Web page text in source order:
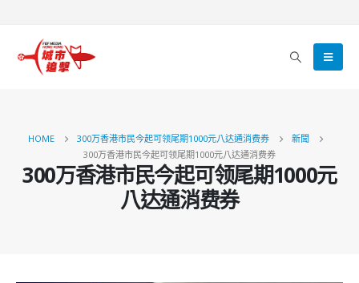
HOME 300万香港市民今起可领尾期1000元八达通消费券
新聞
300万香港市民今起可领尾期1000元八达通消费券
300万香港市民今起可领尾期1000元
八达通消费券